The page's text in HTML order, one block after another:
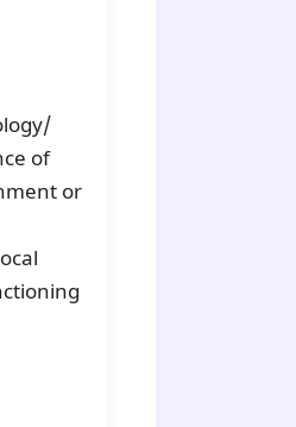
of
or